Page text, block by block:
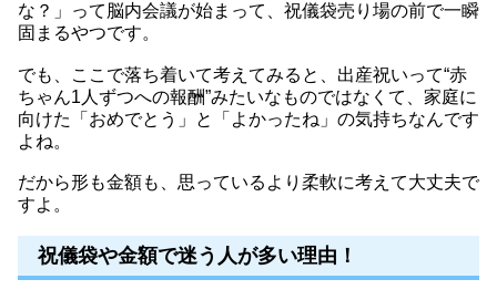
な？」って脳内会議が始まって、祝儀袋売り場の前で一瞬
固まるやつです。
でも、ここで落ち着いて考えてみると、出産祝いって“赤
ちゃん1人ずつへの報酬”みたいなものではなくて、家庭に
向けた「おめでとう」と「よかったね」の気持ちなんです
よね。
だから形も金額も、思っているより柔軟に考えて大丈夫で
すよ。
祝儀袋や金額で迷う人が多い理由！